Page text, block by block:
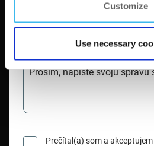
Customize
Use necessary
Webová stránka*
Prosím, napíšte svoju správu
Prečítal(a) som a akceptujem